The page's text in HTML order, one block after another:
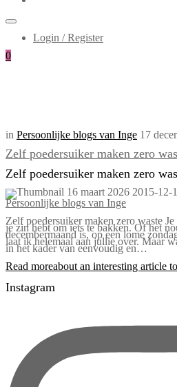
Login / Register
0
in Persoonlijke blogs van Inge 17
Zelf poedersuiker maken zero
Zelf poedersuiker maken zero
16 maart 2026 2015-12-
Persoonlijke blogs van Inge
Zelf poedersuiker maken zero waste
je zin hebt om iets te bakken. Of het
decembermaand is, op een lome
laat ik helemaal aan jullie over. Maar
in het kader van eenvoudig en…
Read moreabout an interesting article
Instagram